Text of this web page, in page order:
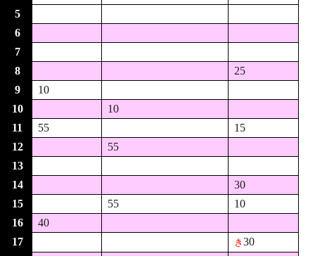
5
6
7
8
25
9
10
10
10
11
55
15
12
55
13
14
30
15
55
10
16
40
17
き 30